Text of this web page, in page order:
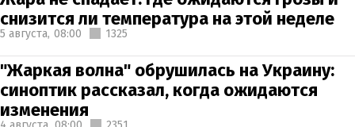
снизится ли температура на этой неделе
5 августа, 08:00 1325
"Жаркая волна" обрушилась на Украину:
синоптик рассказал, когда ожидаются
изменения